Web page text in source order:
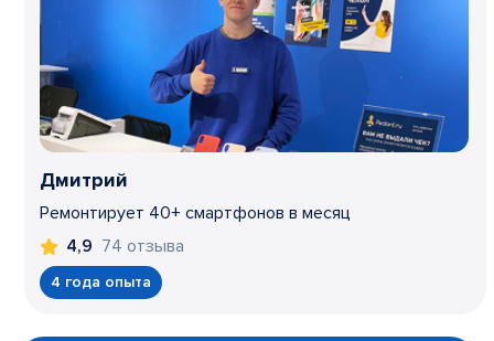
Дмитрий
Ремонтирует 40+ смартфонов в месяц
4,9 74 отзыва
4 года опыта